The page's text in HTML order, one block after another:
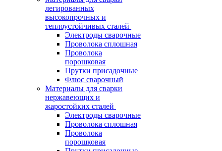
легированных
высокопрочных и
теплоустойчивых сталей
Электроды сварочные
Проволока сплошная
Проволока
порошковая
Прутки присадочные
Флюс сварочный
Материалы для сварки
нержавеющих и
жаростойких сталей
Электроды сварочные
Проволока сплошная
Проволока
порошковая